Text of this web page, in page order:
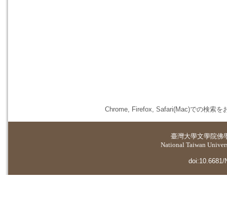
Chrome, Firefox, Safari(Mac)での検索を
臺灣大學文學院佛
National Taiwan
doi:10.6681/